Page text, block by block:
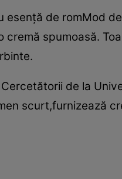
esenţă de romMod de
spumoasă.
de la
scurt,furnizează